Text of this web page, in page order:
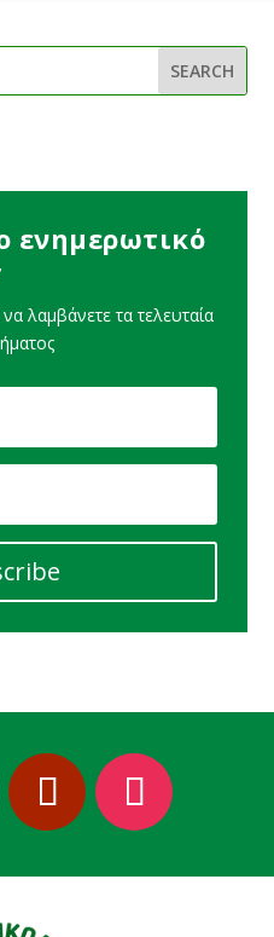
ενημερωτικό
λαμβάνετε τα τελευταία